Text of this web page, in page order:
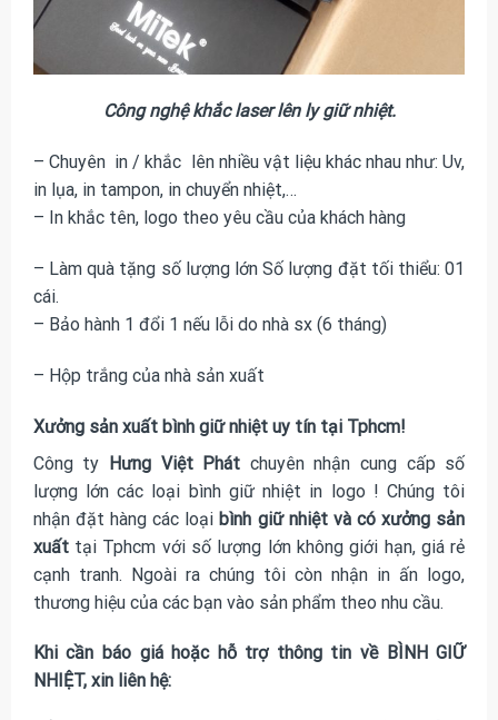
Công nghệ khắc laser lên ly giữ nhiệt.
– Chuyên in / khắc lên nhiều vật liệu khác nhau như: Uv,
in lụa, in tampon, in chuyển nhiệt,…
– In khắc tên, logo theo yêu cầu của khách hàng
– Làm quà tặng số lượng lớn Số lượng đặt tối thiểu: 01
cái.
– Bảo hành 1 đổi 1 nếu lỗi do nhà sx (6 tháng)
– Hộp trắng của nhà sản xuất
Xưởng sản xuất bình giữ nhiệt uy tín tại Tphcm!
Công ty Hưng Việt Phát chuyên nhận cung cấp số
lượng lớn các loại bình giữ nhiệt in logo ! Chúng tôi
nhận đặt hàng các loại bình giữ nhiệt và có xưởng sản
xuấttại Tphcm với số lượng lớn không giới hạn, giá rẻ
cạnh tranh. Ngoài ra chúng tôi còn nhận in ấn logo,
thương hiệu của các bạn vào sản phẩm theo nhu cầu.
Khi cần báo giá hoặc hỗ trợ thông tin về BÌNH GIỮ
NHIỆT, xin liên hệ: